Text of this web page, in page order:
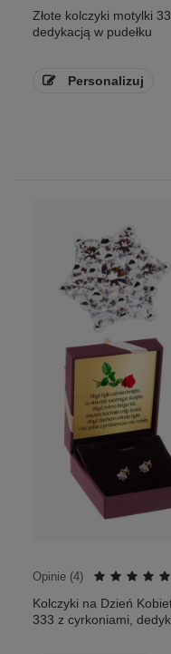
Złote kolczyki motylki
dedykacją w pudełku
Personalizuj
Opinie (4)
Kolczyki na Dzień
333 z cyrkoniami,